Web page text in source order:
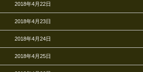
2018年4月22日
2018年4月23日
2018年4月24日
2018年4月25日